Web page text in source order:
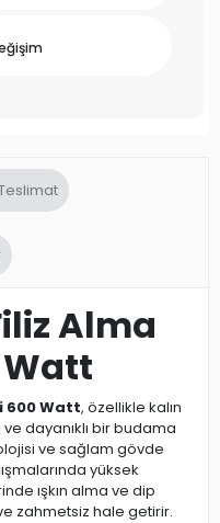
Alma
600 Watt, özellikle kalın
ve dayanıklı bir budama
ve sağlam gövde
yüksek
ışkın alma ve dip
zahmetsiz hale getirir.